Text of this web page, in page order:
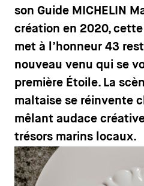
son Guide MICHELIN
création en 2020,
met à l’honneur 43
nouveau venu qui se
première Étoile. La
maltaise se réinvente
mêlant audace
trésors marins locaux.